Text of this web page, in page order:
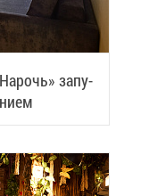
за­пу­